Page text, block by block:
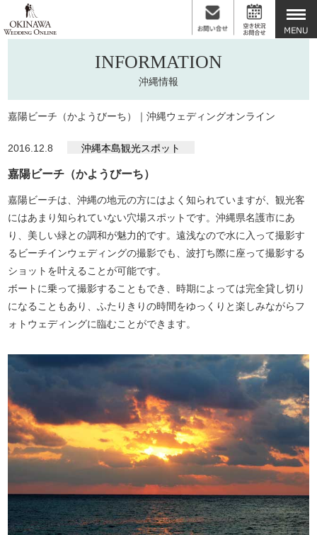
INFORMATION
沖縄情報
嘉陽ビーチ（かようびーち）｜沖縄ウェディングオンライン
2016.12.8 沖縄本島観光スポット
嘉陽ビーチ（かようびーち）
嘉陽ビーチは、沖縄の地元の方にはよく知られていますが、観光客
にはあまり知られていない穴場スポットです。沖縄県名護市にあ
り、美しい緑との調和が魅力的です。遠浅なので水に入って撮影す
るビーチインウェディングの撮影でも、波打ち際に座って撮影する
ショットを叶えることが可能です。
ボートに乗って撮影することもでき、時期によっては完全貸し切り
になることもあり、ふたりきりの時間をゆっくりと楽しみながらフ
ォトウェディングに臨むことができます。